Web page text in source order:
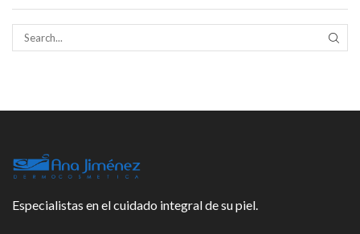
Especialistas en el cuidado integral de su piel.